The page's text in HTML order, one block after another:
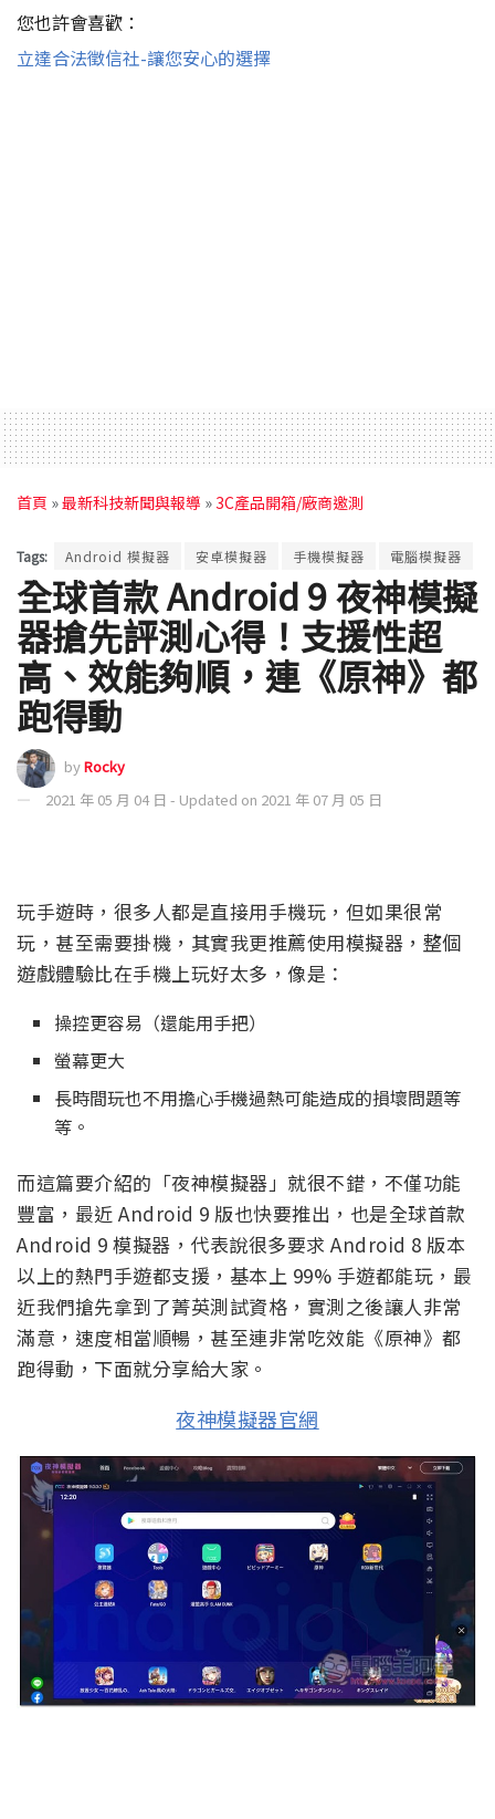
您也許會喜歡：
立達合法徵信社-讓您安心的選擇
首頁 »最新科技新聞與報導 »3C產品開箱/廠商邀測
Tags: Android 模擬器 安卓模擬器 手機模擬器 電腦模擬器
全球首款 Android 9 夜神模擬
器搶先評測心得！支援性超
高、效能夠順，連《原神》都
跑得動
byRocky
2021 年 05 月 04 日 - Updated on 2021 年 07 月 05 日
玩手遊時，很多人都是直接用手機玩，但如果很常
玩，甚至需要掛機，其實我更推薦使用模擬器，整個
遊戲體驗比在手機上玩好太多，像是：
操控更容易（還能用手把）
螢幕更大
長時間玩也不用擔心手機過熱可能造成的損壞問題等
等。
而這篇要介紹的「夜神模擬器」就很不錯，不僅功能
豐富，最近 Android 9 版也快要推出，也是全球首款
Android 9 模擬器，代表說很多要求 Android 8 版本
以上的熱門手遊都支援，基本上 99% 手遊都能玩，最
近我們搶先拿到了菁英測試資格，實測之後讓人非常
滿意，速度相當順暢，甚至連非常吃效能《原神》都
跑得動，下面就分享給大家。
夜神模擬器官網